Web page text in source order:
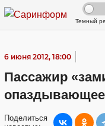
Темный
6 июня 2012, 18:00
Пассажир
опаздывающее
Поделиться